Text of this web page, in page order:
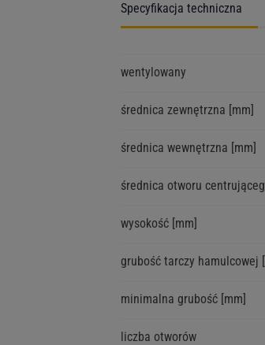
Specyfikacja techniczna
informacji
wentylowany
średnica zewnętrzna [mm]
średnica wewnętrzna [mm]
średnica otworu
wysokość [mm]
grubość tarczy hamulcowej
minimalna grubość [mm]
liczba otworów